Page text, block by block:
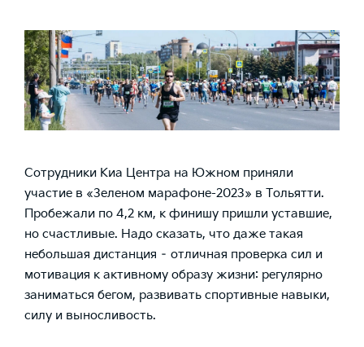
Сотрудники Киа Центра на Южном приняли
участие в «Зеленом марафоне-2023» в Тольятти.
Пробежали по 4,2 км, к финишу пришли уставшие,
но счастливые. Надо сказать, что даже такая
небольшая дистанция – отличная проверка сил и
мотивация к активному образу жизни: регулярно
заниматься бегом, развивать спортивные навыки,
силу и выносливость.